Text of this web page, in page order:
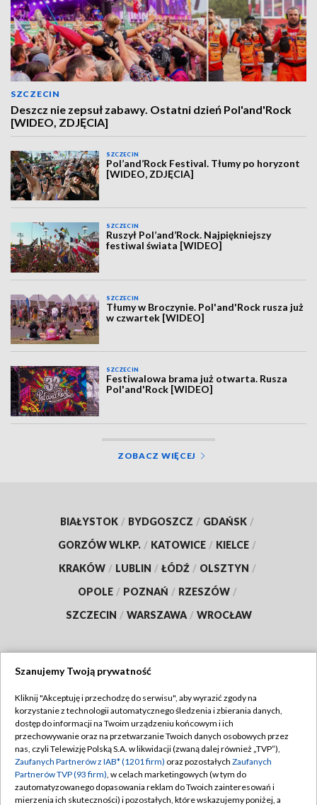
SZCZECIN
Deszcz nie zepsuł zabawy. Ostatni dzień Pol'and'Rock
[WIDEO, ZDJĘCIA]
SZCZECIN
Pol’and’Rock Festival. Tłumy po horyzont
[WIDEO, ZDJĘCIA]
SZCZECIN
Ruszył Pol’and’Rock. Najpiękniejszy
festiwal świata [WIDEO]
SZCZECIN
Tłumy w Broczynie. Pol'and'Rock rusza już
w czwartek [WIDEO]
SZCZECIN
Festiwalowa brama już otwarta. Rusza
Pol'and'Rock [WIDEO]
ZOBACZ WIĘCEJ
BIAŁYSTOK / BYDGOSZCZ / GDAŃSK /
GORZÓW WLKP. / KATOWICE / KIELCE /
KRAKÓW / LUBLIN / ŁÓDŹ / OLSZTYN /
OPOLE / POZNAŃ / RZESZÓW /
SZCZECIN / WARSZAWA / WROCŁAW
TVP
Abonament TVP
Emisja w TVP
Centrum informacji TVP
Regulamin TVP
Polityka prywatności
Moje zgody
Szanujemy Twoją prywatność
Kliknij "Akceptuję i przechodzę do serwisu", aby wyrazić zgody na
korzystanie z technologii automatycznego śledzenia i zbierania danych,
dostęp do informacji na Twoim urządzeniu końcowym i ich
przechowywanie oraz na przetwarzanie Twoich danych osobowych przez
nas, czyli Telewizję Polską S.A. w likwidacji (zwaną dalej również „TVP”),
Zaufanych Partnerów z IAB* (1201 firm) oraz pozostałych Zaufanych
Partnerów TVP (93 firm), w celach marketingowych (w tym do
zautomatyzowanego dopasowania reklam do Twoich zainteresowań i
mierzenia ich skuteczności) i pozostałych, które wskazujemy poniżej, a